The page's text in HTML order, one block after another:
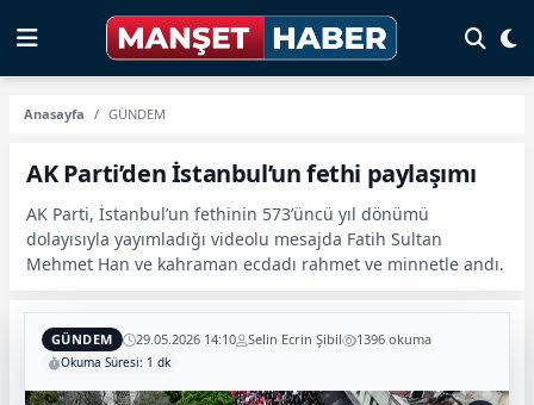
Anasayfa GÜNDEM
AK Parti’den İstanbul’un fethi paylaşımı
AK Parti, İstanbul’un fethinin 573’üncü yıl dönümü
dolayısıyla yayımladığı videolu mesajda Fatih Sultan
Mehmet Han ve kahraman ecdadı rahmet ve minnetle andı.
GÜNDEM 29.05.2026 14:10 Selin Ecrin Şibil 1396 okuma
Okuma Süresi: 1 dk